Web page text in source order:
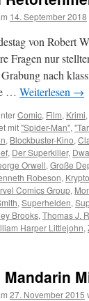
14. September 2018
von Robert
Fragen nur
nach
… Weiterlesen →
Comic, Film, Krimi,
mit"Spider-Man",
, Blockbuster-Kino,
, Der Superkiller,
Orwell, Große
Robeson,
Comics Group,
, Superhelden,
Brooks, Thomas J.
Harper Littlejohn,
27. November 2015